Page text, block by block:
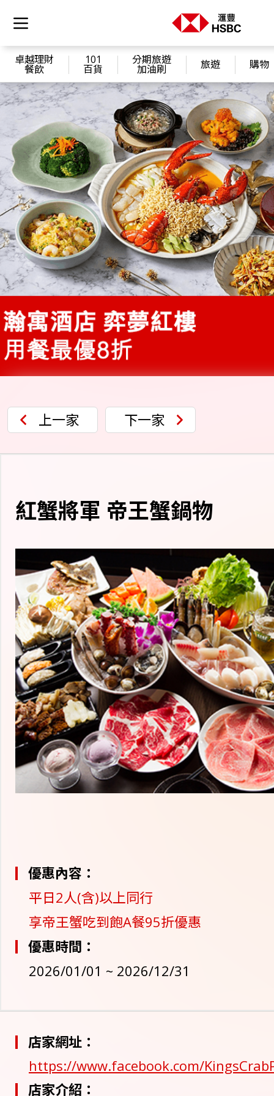
卓越理財
餐飲
101
百貨
分期旅遊
加油刷 旅遊 購物
上一家 下一家
紅蟹將軍 帝王蟹鍋物
優惠內容：
平日2人(含)以上同行
享帝王蟹吃到飽A餐95折優惠
優惠時間：
2026/01/01 ~ 2026/12/31
店家網址：
https://www.facebook.com/
店家介紹：